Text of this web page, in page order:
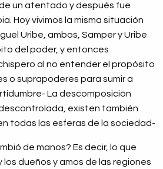
un atentado y después fue
Hoy vivimos la misma situación
Uribe, ambos, Samper y Uribe
del poder, y entonces
al no entender el propósito
o suprapoderes para sumir a
La descomposición
existen también
todas las esferas de la sociedad-
de manos? Es decir, lo que
dueños y amos de las regiones